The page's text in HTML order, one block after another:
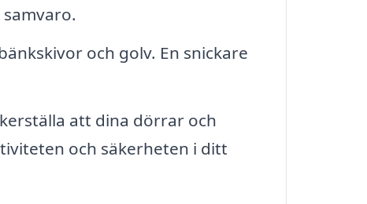
och golv. En snickare
att dina dörrar och
och säkerheten i ditt